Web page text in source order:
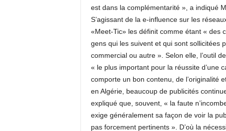
est dans la complémentarité », a indiqué
S’agissant de la e-influence sur les
«Meet-Tic» les définit comme étant « des
gens qui les suivent et qui sont sollicitées
commercial ou autre ». Selon elle, l’outil
« le plus important pour la réussite d’une
comporte un bon contenu, de l’originalité
en Algérie, beaucoup de publicités
expliqué que, souvent, « la faute
exige généralement sa façon de voir la
pas forcement pertinents ». D’où la